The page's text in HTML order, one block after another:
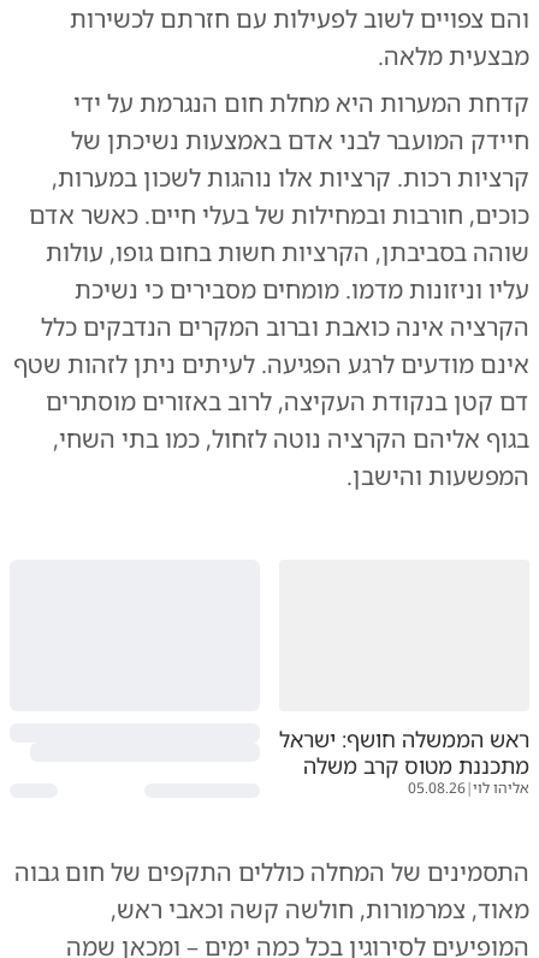
והם צפויים לשוב לפעילות עם חזרתם לכשירות
מבצעית מלאה.
קדחת המערות היא מחלת חום הנגרמת על ידי
חיידק המועבר לבני אדם באמצעות נשיכתן של
קרציות רכות. קרציות אלו נוהגות לשכון במערות,
כוכים, חורבות ובמחילות של בעלי חיים. כאשר אדם
שוהה בסביבתן, הקרציות חשות בחום גופו, עולות
עליו וניזונות מדמו. מומחים מסבירים כי נשיכת
הקרציה אינה כואבת וברוב המקרים הנדבקים כלל
אינם מודעים לרגע הפגיעה. לעיתים ניתן לזהות שטף
דם קטן בנקודת העקיצה, לרוב באזורים מוסתרים
בגוף אליהם הקרציה נוטה לזחול, כמו בתי השחי,
המפשעות והישבן.
ראש הממשלה חושף: ישראל
מתכננת מטוס קרב משלה
אליהו לוי|
05.08.26
התסמינים של המחלה כוללים התקפים של חום גבוה
מאוד, צמרמורות, חולשה קשה וכאבי ראש,
המופיעים לסירוגין בכל כמה ימים – ומכאן שמה